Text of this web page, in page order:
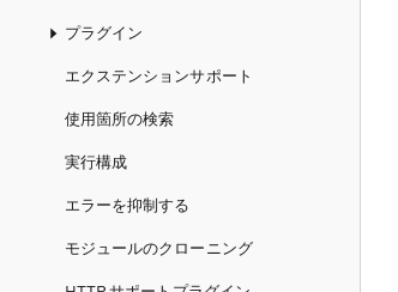
プラグイン
エクステンションサポート
使用箇所の検索
実行構成
エラーを抑制する
モジュールのクローニング